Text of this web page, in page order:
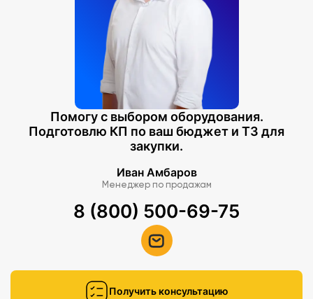
Помогу с выбором оборудования.
Подготовлю КП по ваш бюджет и ТЗ для
закупки.
Иван Амбаров
Менеджер по продажам
8 (800) 500-69-75
Получить консультацию